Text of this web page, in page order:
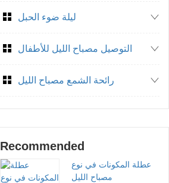
ليلة ضوء الحبل
التوصيل مصباح الليل للأطفال
رائحة الشمع مصباح الليل
Recommended
عطلة المكونات في نوع
مصباح الليل